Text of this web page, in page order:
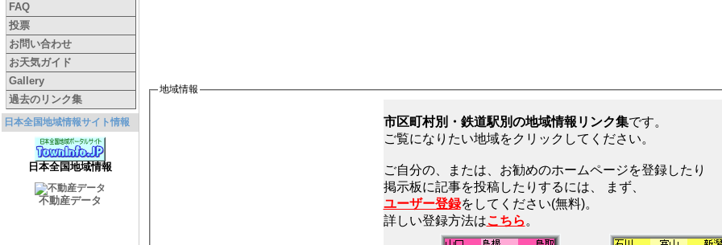
FAQ
投票
お問い合わせ
お天気ガイド
Gallery
過去のリンク集
日本全国地域情報サイト情報
日本全国地域情報
不動産データ
地域情報
市区町村別・鉄道駅別の地域情報リンク集です。
ご覧になりたい地域をクリックしてください。
ご自分の、または、お勧めのホームページを登録したり
掲示板に記事を投稿したりするには、 まず、
ユーザー登録をしてください(無料)。
詳しい登録方法はこちら 。